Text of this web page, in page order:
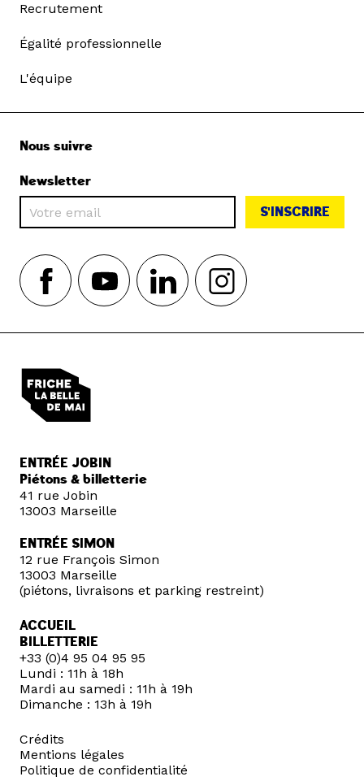
Recrutement
Égalité professionnelle
L'équipe
Nous suivre
Newsletter
S'INSCRIRE
ENTRÉE JOBIN
Piétons & billetterie
41 rue Jobin
13003 Marseille
ENTRÉE SIMON
12 rue François Simon
13003 Marseille
(piétons, livraisons et parking restreint)
ACCUEIL
BILLETTERIE
+33 (0)4 95 04 95 95
Lundi : 11h à 18h
Mardi au samedi : 11h à 19h
Dimanche : 13h à 19h
Crédits
Mentions légales
Politique de confidentialité